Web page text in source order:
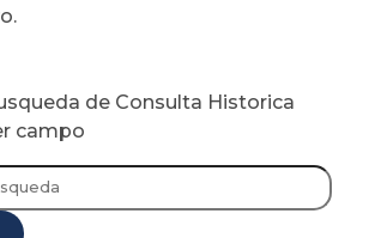
de Consulta Historica
campo